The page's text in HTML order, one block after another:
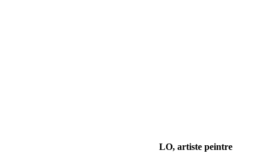
LO, artiste peintre